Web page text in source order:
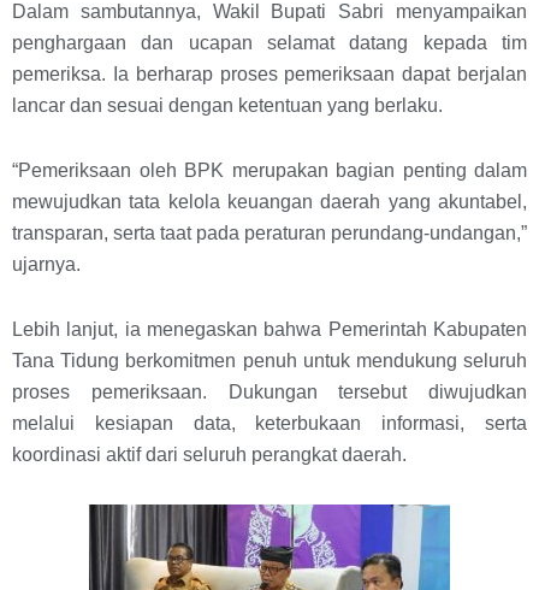
Dalam sambutannya, Wakil Bupati Sabri menyampaikan
penghargaan dan ucapan selamat datang kepada tim
pemeriksa. Ia berharap proses pemeriksaan dapat berjalan
lancar dan sesuai dengan ketentuan yang berlaku.
“Pemeriksaan oleh BPK merupakan bagian penting dalam
mewujudkan tata kelola keuangan daerah yang akuntabel,
transparan, serta taat pada peraturan perundang-undangan,”
ujarnya.
Lebih lanjut, ia menegaskan bahwa Pemerintah Kabupaten
Tana Tidung berkomitmen penuh untuk mendukung seluruh
proses pemeriksaan. Dukungan tersebut diwujudkan
melalui kesiapan data, keterbukaan informasi, serta
koordinasi aktif dari seluruh perangkat daerah.